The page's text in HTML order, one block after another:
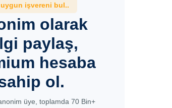
işvereni bul..
olarak
paylaş,
hesaba
ol.
üye, toplamda 70 Bin+